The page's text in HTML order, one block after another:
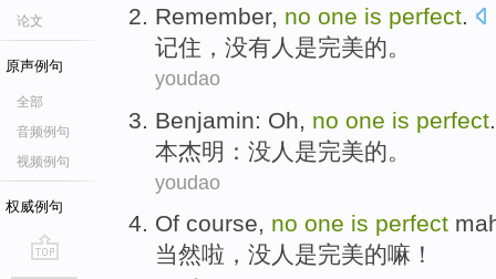
论文
原声例句
全部
音频例句
视频例句
权威例句
go
Remember, no one is perfect.
记住 ， 没有人 是完美的。
youdao
Benjamin: Oh, no one is perfect
本杰明： 没 人 是完美的 。
youdao
Of course, no one is perfect
当然啦， 没人 是完美的嘛 ！